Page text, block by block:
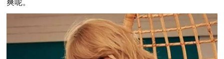
爽呢。